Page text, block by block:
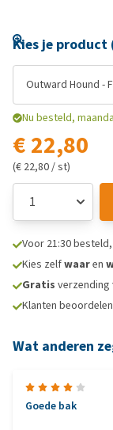
Kies je
Outward Hound -
Nu besteld,
€ 22,80
(€ 22,80 / st)
Voor 21:30 besteld,
Kies zelfwaaren
Gratis verzending
Klanten
Wat anderen
Goede bak